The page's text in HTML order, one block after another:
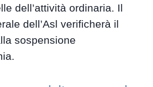
dell’attività ordinaria. Il
dell’Asl verificherà il
sospensione